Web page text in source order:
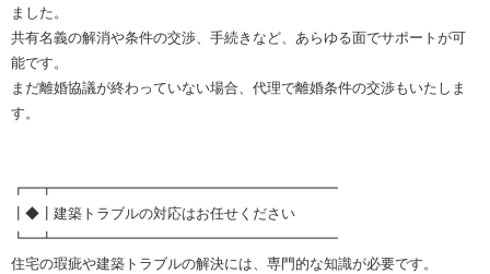
ました。
共有名義の解消や条件の交渉、手続きなど、あらゆる面でサポートが可
能です。
まだ離婚協議が終わっていない場合、代理で離婚条件の交渉もいたしま
す。
┏━┳━━━━━━━━━━━━━━━━━━━━
┃◆┃建築トラブルの対応はお任せください
┗━┻━━━━━━━━━━━━━━━━━━━━
住宅の瑕疵や建築トラブルの解決には、専門的な知識が必要です。